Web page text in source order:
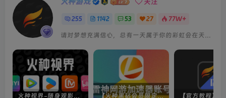
关注
255 1142 53 27 77W+
火种视界-随身观影神器（完美适配手机端） 【火种黑钻会员限定】雷神加速器账号